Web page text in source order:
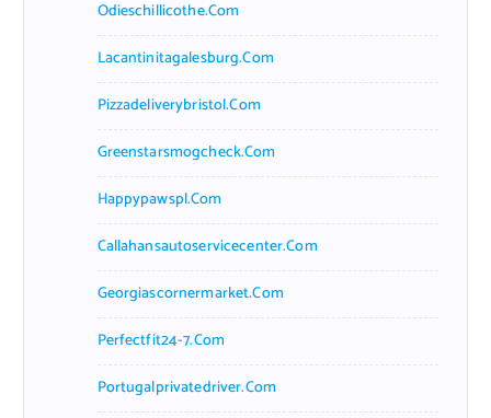
Odieschillicothe.com
Lacantinitagalesburg.com
Pizzadeliverybristol.com
Greenstarsmogcheck.com
Happypawspl.com
Callahansautoservicecenter.com
Georgiascornermarket.com
Perfectfit24-7.com
Portugalprivatedriver.com